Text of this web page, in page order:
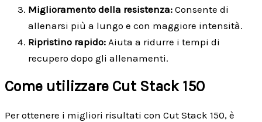
Miglioramento della resistenza: Consente di
allenarsi più a lungo e con maggiore intensità.
Ripristino rapido: Aiuta a ridurre i tempi di
recupero dopo gli allenamenti.
Come utilizzare Cut Stack 150
Per ottenere i migliori risultati con Cut Stack 150, è